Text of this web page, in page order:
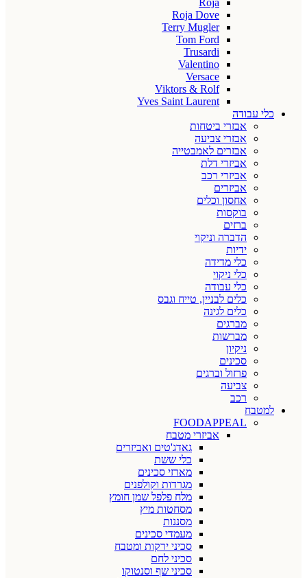
Roja
Roja Dove
Terry Mugler
Tom Ford
Trusardi
Valentino
Versace
Viktors & Rolf
Yves Saint Laurent
כלי עבודה
אבזרי ביטחות
אבזרי צביעה
אבזרים לאמבטייה
אביזרי דלת
אביזרי רכב
אביזרים
אחסון וכלים
בוקסות
ברזים
הדברה וניקוי
ידיות
כלי מדידה
כלי ניקוי
כלי עבודה
כלים לבניין, טייח וגבס
כלים לגינה
מברגים
מברשות
ניקיון
סכינים
פרזול וברגים
צביעה
רכב
למטבח
FOODAPPEAL
אביזרי מטבח
גאדג'טים ואביזרים
כלי ששת
מארזי סכינים
מגרדות וקולפנים
מלח פלפל שמן חומץ
מסחטות מיץ
מסננות
מעמדי סכינים
סכיני ירקות ומטבח
סכיני לחם
סכיני שף וסנטוקו